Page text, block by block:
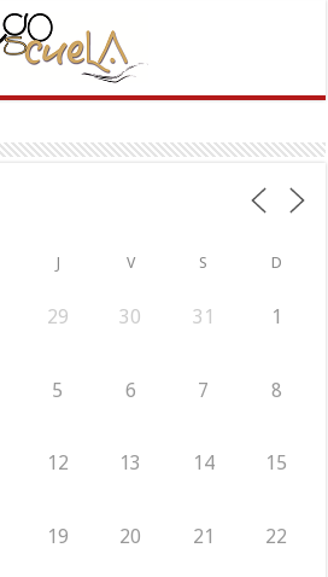
J V S D
29 30 31 1
5 6 7 8
12 13 14 15
19 20 21 22